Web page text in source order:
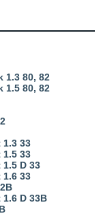
1.3 80, 82
1.5 80, 82
1.3 33
1.5 33
1.5 D 33
1.6 33
D 33B